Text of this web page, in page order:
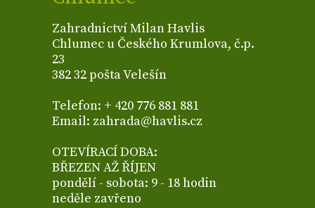
Zahradnictví Milan Havlis
Chlumec u Českého Krumlova, č.p.
23
382 32 pošta Velešín
Telefon: + 420 776 881 881
Email: zahrada@havlis.cz
OTEVÍRACÍ DOBA:
BŘEZEN AŽ ŘÍJEN
pondělí - sobota: 9 - 18 hodin
neděle zavřeno